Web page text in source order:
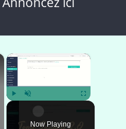
×
Unmute Fullscreen
Now Playing